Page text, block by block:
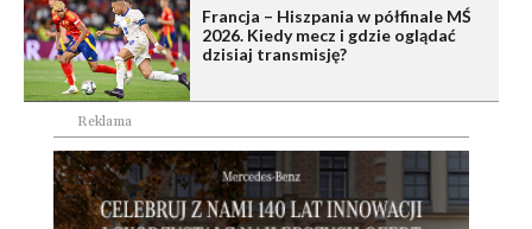
Francja – Hiszpania w półfinale MŚ
2026. Kiedy mecz i gdzie oglądać
dzisiaj transmisję?
Reklama